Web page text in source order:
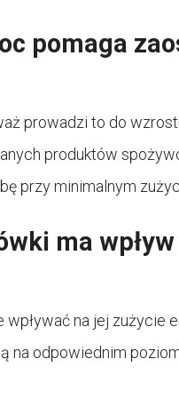
pomaga
prowadzi to do
produktów
przy minimalnym
ma
na jej zużycie
na odpowiednim